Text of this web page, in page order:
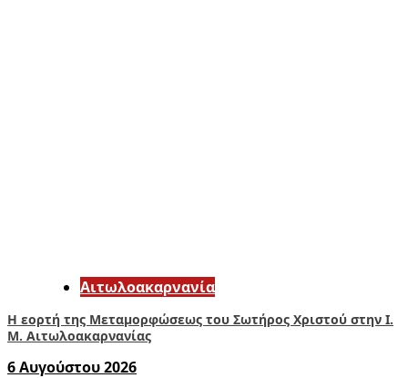
Αιτωλοακαρνανία
Η εορτή της Μεταμορφώσεως του Σωτήρος Χριστού στην Ι.
Μ. Αιτωλοακαρνανίας
6 Αυγούστου 2026